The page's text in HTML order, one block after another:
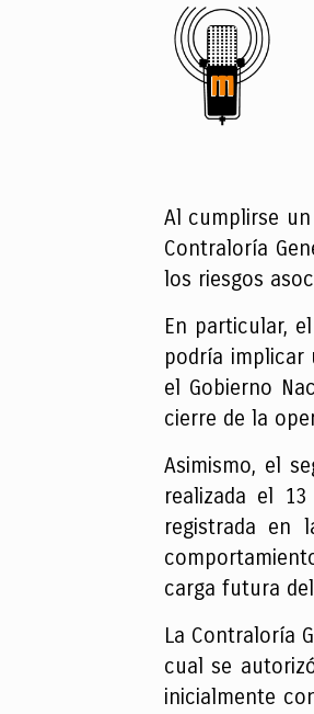
Al cumplirse
Contraloría
los riesgos
En particular,
podría implicar
el Gobierno
cierre de la
Asimismo, el
realizada el
registrada en
carga futura
La Contraloría
cual se
inicialmente